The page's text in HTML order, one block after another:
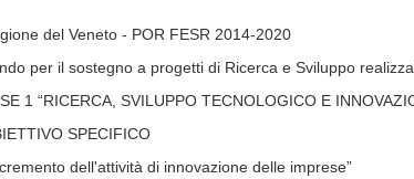
del Veneto - POR FESR 2014-2020
per il sostegno a progetti di Ricerca e Sviluppo
1 “RICERCA, SVILUPPO TECNOLOGICO E
SPECIFICO
dell'attività di innovazione delle imprese”